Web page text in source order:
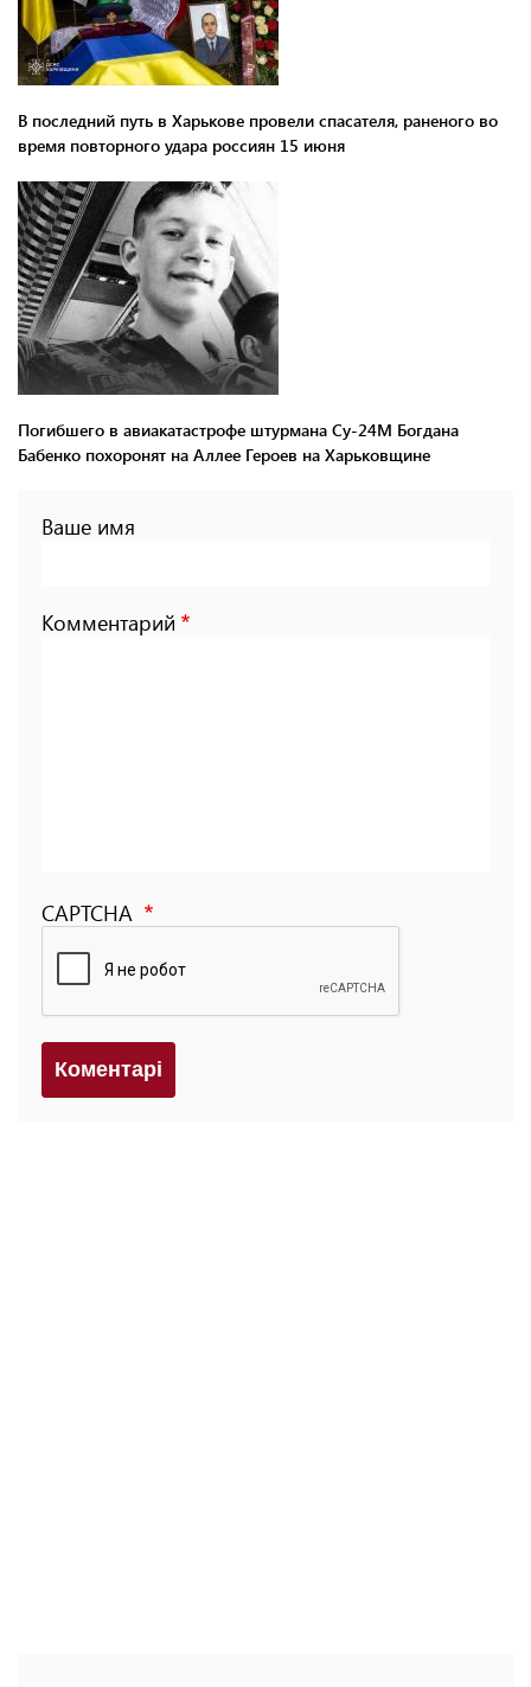
В последний путь в Харькове провели спасателя, раненого во
время повторного удара россиян 15 июня
Погибшего в авиакатастрофе штурмана Су-24М Богдана
Бабенко похоронят на Аллее Героев на Харьковщине
Ваше имя
Комментарий
CAPTCHA
Коментарi